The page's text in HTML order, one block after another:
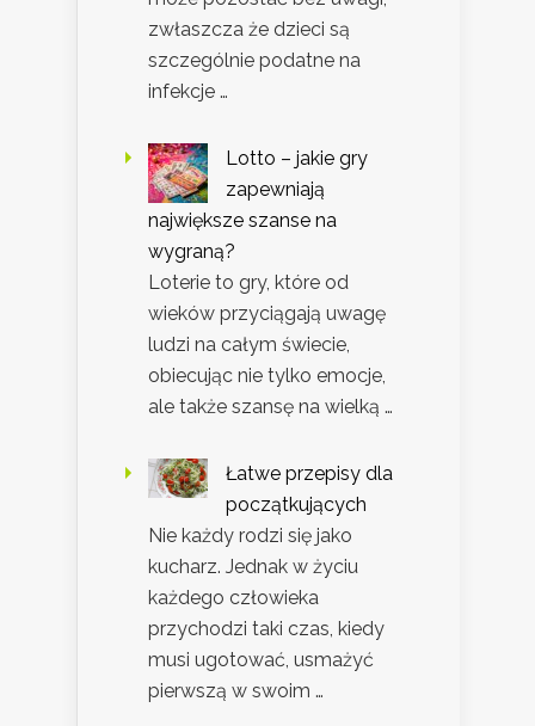
zwłaszcza że dzieci są
szczególnie podatne na
infekcje …
Lotto – jakie gry
zapewniają
największe szanse na
wygraną?
Loterie to gry, które od
wieków przyciągają uwagę
ludzi na całym świecie,
obiecując nie tylko emocje,
ale także szansę na wielką …
Łatwe przepisy dla
początkujących
Nie każdy rodzi się jako
kucharz. Jednak w życiu
każdego człowieka
przychodzi taki czas, kiedy
musi ugotować, usmażyć
pierwszą w swoim …